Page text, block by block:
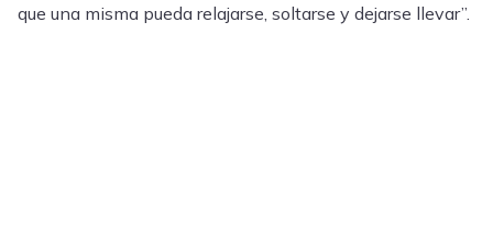
que una misma pueda relajarse, soltarse y dejarse llevar”.